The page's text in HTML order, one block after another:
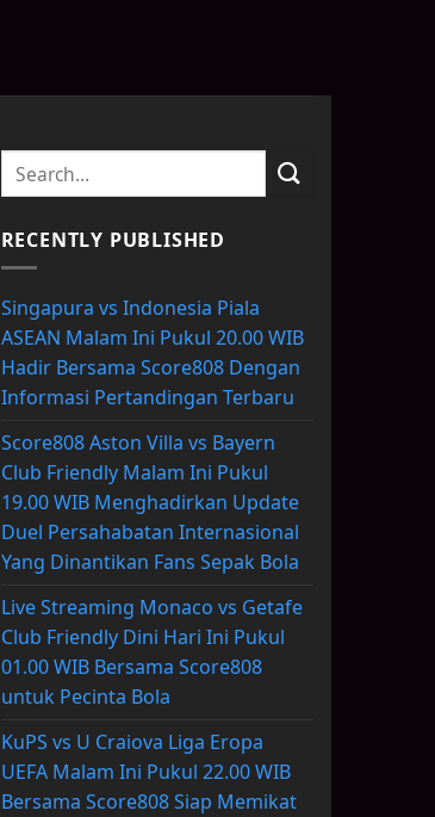
RECENTLY PUBLISHED
Singapura vs Indonesia Piala
ASEAN Malam Ini Pukul 20.00 WIB
Hadir Bersama Score808 Dengan
Informasi Pertandingan Terbaru
Score808 Aston Villa vs Bayern
Club Friendly Malam Ini Pukul
19.00 WIB Menghadirkan Update
Duel Persahabatan Internasional
Yang Dinantikan Fans Sepak Bola
Live Streaming Monaco vs Getafe
Club Friendly Dini Hari Ini Pukul
01.00 WIB Bersama Score808
untuk Pecinta Bola
KuPS vs U Craiova Liga Eropa
UEFA Malam Ini Pukul 22.00 WIB
Bersama Score808 Siap Memikat